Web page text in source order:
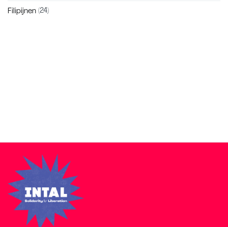
Filipijnen (24)